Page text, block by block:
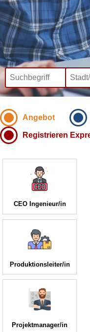
Angebot
Registrieren
CEO Ingenieur/in
Produktionsleiter/in
Projektmanager/in